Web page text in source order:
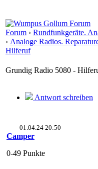
Forum › Rundfunkgeräte.
› Analoge Radios.
Hilferuf
Grundig Radio 5080 -
Antwort schreiben
01.04.24 20:50
Camper
0-49 Punkte